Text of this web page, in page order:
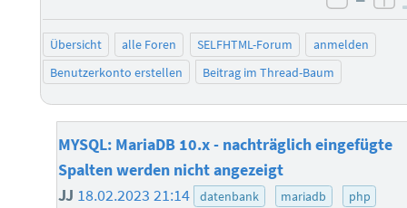
Übersicht alle Foren SELFHTML-Forum
anmelden
Benutzerkonto erstellen
Beitrag im Thread-Baum
MYSQL: MariaDB 10.x - nachträglich eingefügte
Spalten werden nicht angezeigt
JJ 18.02.2023 21:14 datenbank mariadb php